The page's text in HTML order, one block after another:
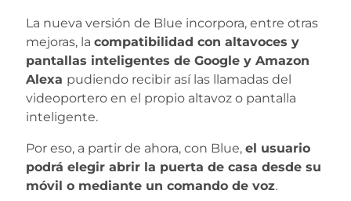
La nueva versión de Blue incorpora, entre otras
mejoras, la compatibilidad con altavoces y
pantallas inteligentes de Google y Amazon
Alexa pudiendo recibir así las llamadas del
videoportero en el propio altavoz o pantalla
inteligente.
Por eso, a partir de ahora, con Blue, el usuario
podrá elegir abrir la puerta de casa desde su
móvil o mediante un comando de voz.